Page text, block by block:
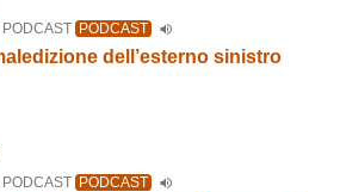
PODCAST
dell’esterno sinistro
PODCAST